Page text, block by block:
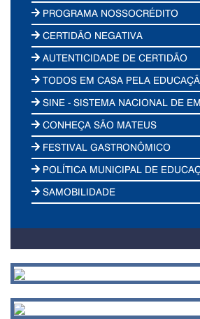
PROGRAMA NOSSOCRÉDITO
CERTIDÃO NEGATIVA
AUTENTICIDADE DE CERTIDÃO
TODOS EM CASA PELA
SINE - SISTEMA NACIONAL DE
CONHEÇA SÃO MATEUS
FESTIVAL GASTRONÔMICO
POLÍTICA MUNICIPAL DE
SAMOBILIDADE